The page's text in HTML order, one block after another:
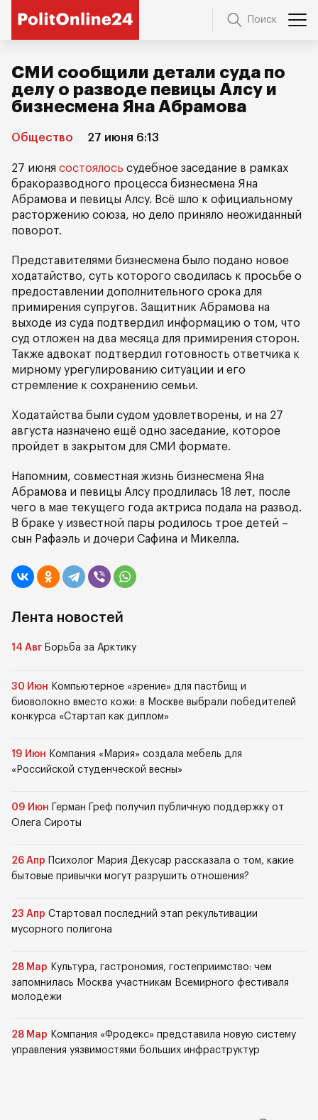
Поиск
СМИ сообщили детали суда по
делу о разводе певицы Алсу и
бизнесмена Яна Абрамова
Общество 27 июня 6:13
27 июня состоялось судебное заседание в рамках
бракоразводного процесса бизнесмена Яна
Абрамова и певицы Алсу. Всё шло к официальному
расторжению союза, но дело приняло неожиданный
поворот.
Представителями бизнесмена было подано новое
ходатайство, суть которого сводилась к просьбе о
предоставлении дополнительного срока для
примирения супругов. Защитник Абрамова на
выходе из суда подтвердил информацию о том, что
суд отложен на два месяца для примирения сторон.
Также адвокат подтвердил готовность ответчика к
мирному урегулированию ситуации и его
стремление к сохранению семьи.
Ходатайства были судом удовлетворены, и на 27
августа назначено ещё одно заседание, которое
пройдет в закрытом для СМИ формате.
Напомним, совместная жизнь бизнесмена Яна
Абрамова и певицы Алсу продлилась 18 лет, после
чего в мае текущего года актриса подала на развод.
В браке у известной пары родилось трое детей –
сын Рафаэль и дочери Сафина и Микелла.
Лента новостей
14 Авг Борьба за Арктику
30 Июн Компьютерное «зрение» для пастбищ и
биоволокно вместо кожи: в Москве выбрали победителей
конкурса «Стартап как диплом»
19 Июн Компания «Мария» создала мебель для
«Российской студенческой весны»
09 Июн
Герман Греф получил публичную поддержку от
Олега Сироты
26 Апр
Психолог Мария Декусар рассказала о том, какие
бытовые привычки могут разрушить отношения?
23 Апр Стартовал последний этап рекультивации
мусорного полигона
28 Мар Культура, гастрономия, гостеприимство: чем
запомнилась Москва участникам Всемирного фестиваля
молодежи
28 Мар Компания «Фродекс» представила новую систему
управления уязвимостями больших инфраструктур